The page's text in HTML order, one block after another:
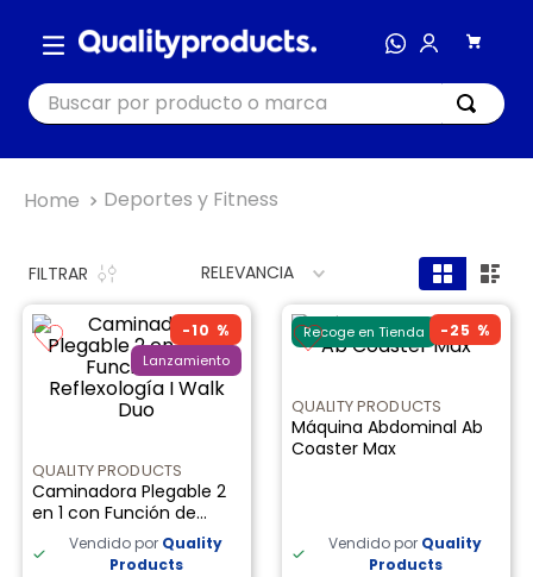
Buscar por producto o marca
Deportes y Fitness
FILTRAR RELEVANCIA
-10 %
Lanzamiento
QUALITY PRODUCTS
Caminadora Plegable 2
en 1 con Función de
Reflexología I Walk Duo
Vendido por Quality
Products
-25 %
Recoge en Tienda
QUALITY PRODUCTS
Máquina Abdominal Ab
Coaster Max
Vendido por Quality
Products
2
bienestar
3.
tecnología
4.
nutri bullet
5.
masajeador
nutribullet procesadores
7.
hogar
8.
happy yappers
9.
almohada